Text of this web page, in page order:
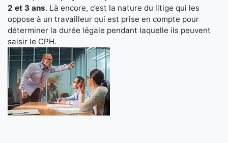
2 et 3 ans. Là encore, c’est la nature du litige qui les
oppose à un travailleur qui est prise en compte pour
déterminer la durée légale pendant laquelle ils peuvent
saisir le CPH.